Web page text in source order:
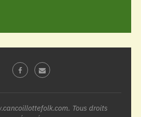
Tous droits